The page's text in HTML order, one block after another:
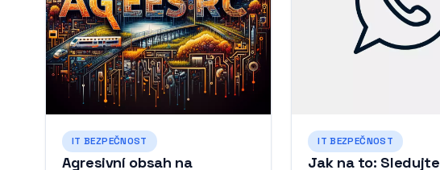
IT BEZPEČNOST
Agresivní obsah na
IT BEZPEČNOST
Jak na to: Sledujte